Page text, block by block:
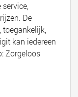
De
kan iedereen
Zorgeloos